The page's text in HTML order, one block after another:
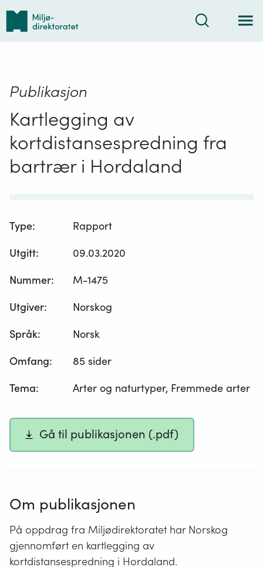
Tilbake
forsiden
Søk
Publikasjon
Kartlegging av
kortdistansespredning fra
bartrær i Hordaland
Type:
Rapport
Utgitt:
09.03.2020
Nummer:
M-1475
Utgiver:
Norskog
Språk:
Norsk
Omfang:
85 sider
Tema: Arter og naturtyper, Fremmede arter
Gå til publikasjonen (.pdf)
Om publikasjonen
På oppdrag fra Miljødirektoratet har Norskog
gjennomført en kartlegging av
kortdistansespredning i Hordaland.